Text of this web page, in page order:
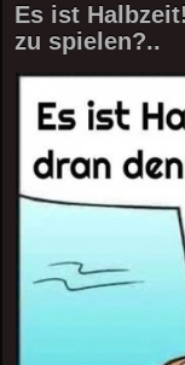
Es ist
zu spielen?..